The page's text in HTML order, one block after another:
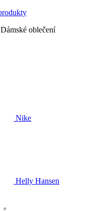
Dámské oblečení
Nike
Helly Hansen